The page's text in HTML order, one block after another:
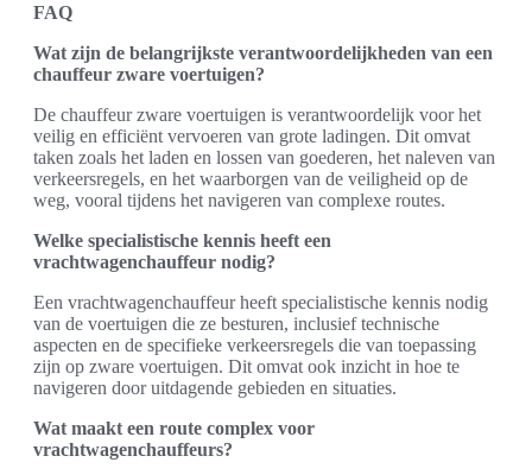
FAQ
Wat zijn de belangrijkste verantwoordelijkheden van een
chauffeur zware voertuigen?
De chauffeur zware voertuigen is verantwoordelijk voor het
veilig en efficiënt vervoeren van grote ladingen. Dit omvat
taken zoals het laden en lossen van goederen, het naleven van
verkeersregels, en het waarborgen van de veiligheid op de
weg, vooral tijdens het navigeren van complexe routes.
Welke specialistische kennis heeft een
vrachtwagenchauffeur nodig?
Een vrachtwagenchauffeur heeft specialistische kennis nodig
van de voertuigen die ze besturen, inclusief technische
aspecten en de specifieke verkeersregels die van toepassing
zijn op zware voertuigen. Dit omvat ook inzicht in hoe te
navigeren door uitdagende gebieden en situaties.
Wat maakt een route complex voor
vrachtwagenchauffeurs?